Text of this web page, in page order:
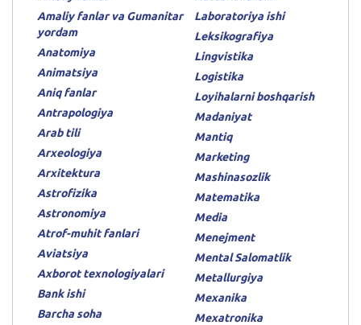
Amaliy fanlar va Gumanitar
yordam
Anatomiya
Animatsiya
Aniq fanlar
Antrapologiya
Arab tili
Arxeologiya
Arxitektura
Astrofizika
Astronomiya
Atrof-muhit fanlari
Aviatsiya
Axborot texnologiyalari
Bank ishi
Barcha soha
Laboratoriya ishi
Leksikografiya
Lingvistika
Logistika
Loyihalarni boshqarish
Madaniyat
Mantiq
Marketing
Mashinasozlik
Matematika
Media
Menejment
Mental Salomatlik
Metallurgiya
Mexanika
Mexatronika